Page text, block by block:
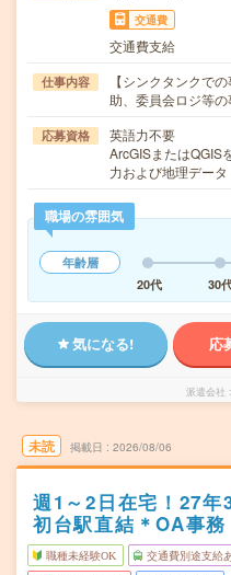
交通費
交通費支給
仕事内容
【シンクタンクで
助、委員会ロジ等
応募資格
英語力不要
ArcGISまたはQGIS
力および地理デー
職場の雰囲気
年齢層
20代
30
気になる! 応
派遣会社
未読 掲載日 2026/08/06
週1～2日在宅！27
初台駅直結＊OA事務
職種未経験OK 交通費別途支給